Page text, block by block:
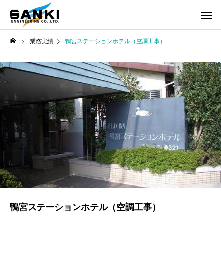
業務実績 鴨宮ステーションホテル（空調工事）
鴨宮ステーションホテル（空調工事）